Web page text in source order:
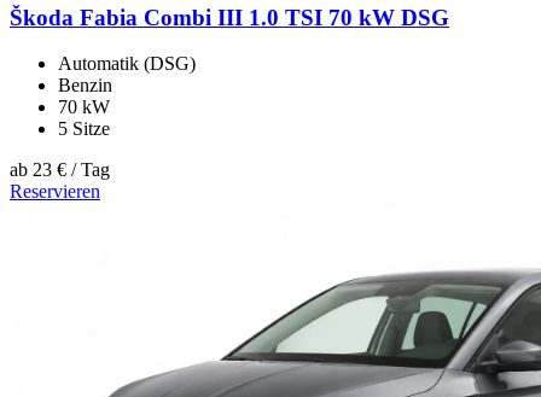
Škoda Fabia Combi III 1.0 TSI 70 kW DSG
Automatik (DSG)
Benzin
70 kW
5 Sitze
ab 23 € / Tag
Reservieren